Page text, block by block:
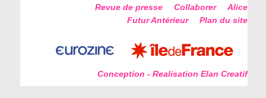
Revue de presse
Collaborer
Alice
Futur Antérieur
Plan du site
Conception - Realisation Elan Creatif